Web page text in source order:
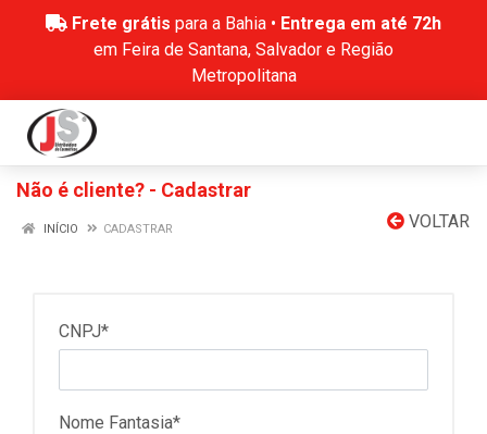
Frete grátis para a Bahia • Entrega em até 72h
em Feira de Santana, Salvador e Região
Metropolitana
Não é cliente? - Cadastrar
VOLTAR
INÍCIO CADASTRAR
CNPJ*
Nome Fantasia*